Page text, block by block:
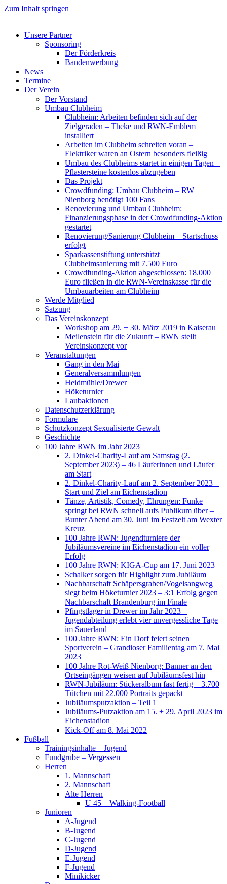
Zum Inhalt springen
Unsere Partner
Sponsoring
Der Förderkreis
Bandenwerbung
News
Termine
Der Verein
Der Vorstand
Umbau Clubheim
Clubheim: Arbeiten befinden sich auf der
Zielgeraden – Theke und RWN-Emblem
installiert
Arbeiten im Clubheim schreiten voran –
Elektriker waren an Ostern besonders fleißig
Umbau des Clubheims startet in einigen Tagen –
Pflastersteine kostenlos abzugeben
Das Projekt
Crowdfunding: Umbau Clubheim – RW
Nienborg benötigt 100 Fans
Renovierung und Umbau Clubheim:
Finanzierungsphase in der Crowdfunding-Aktion
gestartet
Renovierung/Sanierung Clubheim – Startschuss
erfolgt
Sparkassenstiftung unterstützt
Clubheimsanierung mit 7.500 Euro
Crowdfunding-Aktion abgeschlossen: 18.000
Euro fließen in die RWN-Vereinskasse für die
Umbauarbeiten am Clubheim
Werde Mitglied
Satzung
Das Vereinskonzept
Workshop am 29. + 30. März 2019 in Kaiserau
Meilenstein für die Zukunft – RWN stellt
Vereinskonzept vor
Veranstaltungen
Gang in den Mai
Generalversammlungen
Heidmühle/Drewer
Höketurnier
Laubaktionen
Datenschutzerklärung
Formulare
Schutzkonzept Sexualisierte Gewalt
Geschichte
100 Jahre RWN im Jahr 2023
2. Dinkel-Charity-Lauf am Samstag (2.
September 2023) – 46 Läuferinnen und Läufer
am Start
2. Dinkel-Charity-Lauf am 2. September 2023 –
Start und Ziel am Eichenstadion
Tänze, Artistik, Comedy, Ehrungen: Funke
springt bei RWN schnell aufs Publikum über –
Bunter Abend am 30. Juni im Festzelt am Wexter
Kreuz
100 Jahre RWN: Jugendturniere der
Jubiläumsvereine im Eichenstadion ein voller
Erfolg
100 Jahre RWN: KIGA-Cup am 17. Juni 2023
Schalker sorgen für Highlight zum Jubiläum
Nachbarschaft Schäpersgraben/Vogelsangweg
siegt beim Höketurnier 2023 – 3:1 Erfolg gegen
Nachbarschaft Brandenburg im Finale
Pfingstlager in Drewer im Jahr 2023 –
Jugendabteilung erlebt vier unvergessliche Tage
im Sauerland
100 Jahre RWN: Ein Dorf feiert seinen
Sportverein – Grandioser Familientag am 7. Mai
2023
100 Jahre Rot-Weiß Nienborg: Banner an den
Ortseingängen weisen auf Jubiläumsfest hin
RWN-Jubiläum: Stickeralbum fast fertig – 3.700
Tütchen mit 22.000 Portraits gepackt
Jubiläumsputzaktion – Teil 1
Jubiläums-Putzaktion am 15. + 29. April 2023 im
Eichenstadion
Kick-Off am 8. Mai 2022
Fußball
Trainingsinhalte – Jugend
Fundgrube – Vergessen
Herren
1. Mannschaft
2. Mannschaft
Alte Herren
U 45 – Walking-Football
Junioren
A-Jugend
B-Jugend
C-Jugend
D-Jugend
E-Jugend
F-Jugend
Minikicker